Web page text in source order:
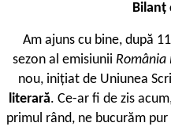
Bilanț
Am ajuns cu bine, după
sezon al emisiunii România
nou, inițiat de Uniunea
literară. Ce-ar fi de zis
primul rând, ne bucurăm